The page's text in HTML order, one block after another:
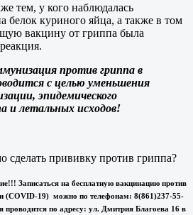
тем, у кого наблюдалась
белок куриного яйца, а также в том
вакцину от гриппа была
против гриппа в
с целью уменьшения
эпидемического
и летальных исходов!
сделать прививку против гриппа?
Записаться на бесплатную вакцинацию против
(COVID-19) можно по телефонам: 8(861)237-55-
проводится по адресу: ул. Дмитрия Благоева 16 в